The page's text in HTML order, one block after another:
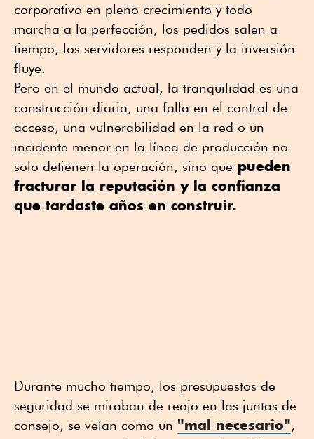
corporativo en pleno crecimiento y todo
marcha a la perfección, los pedidos salen a
tiempo, los servidores responden y la inversión
fluye.
Pero en el mundo actual, la tranquilidad es una
construcción diaria, una falla en el control de
acceso, una vulnerabilidad en la red o un
incidente menor en la línea de producción no
solo detienen la operación, sino que pueden
fracturar la reputación y la confianza
que tardaste años en construir.
Durante mucho tiempo, los presupuestos de
seguridad se miraban de reojo en las juntas de
consejo, se veían como un "mal necesario",